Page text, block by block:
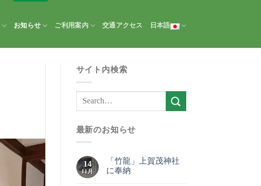
お知らせ ご利用案内 交通アクセス 日本語
サイト内検索
最新のお知らせ
14
11月
「竹龍」上賀茂神社
に奉納